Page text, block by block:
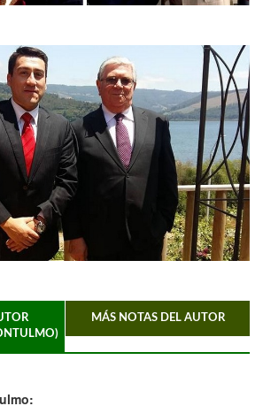
MÁS NOTAS DEL AUTOR